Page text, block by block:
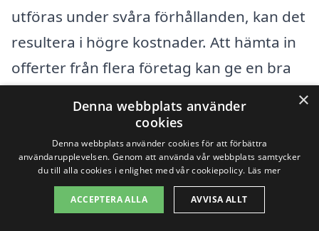
utföras under svåra förhållanden, kan det
resultera i högre kostnader. Att hämta in
offerter från flera företag kan ge en bra
område och hjälpa dig att hitta det bästa
erbjudandet för fasadrenovering i
Staffanstorp.
Sist men inte minst är det viktigt att tänka
×
Denna webbplats använder
cookies
Denna webbplats använder cookies för att förbättra
användarupplevelsen. Genom att använda vår webbplats samtycker
du till alla cookies i enlighet med vår cookiepolicy. Läs mer
ACCEPTERA ALLA AVVISA ALLT